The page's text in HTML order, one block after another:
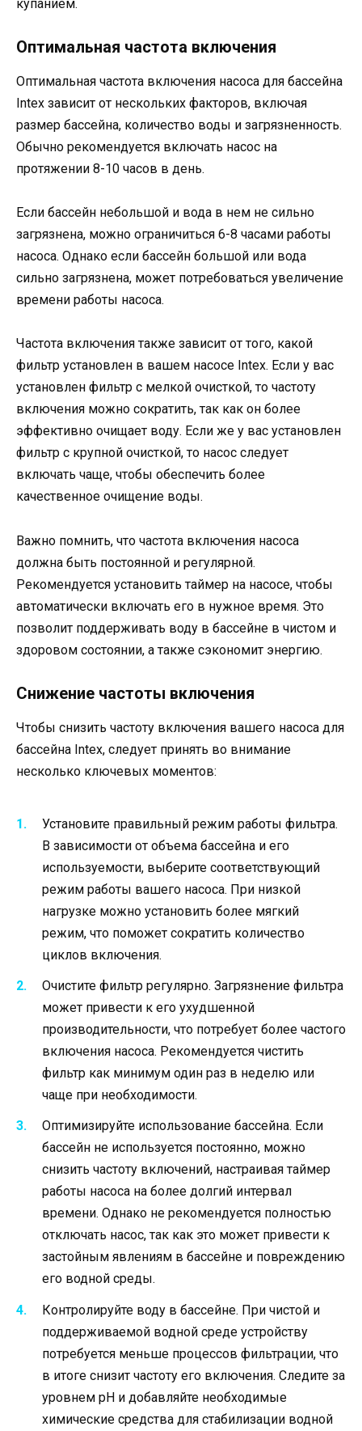
купанием.
Оптимальная частота включения
Оптимальная частота включения насоса для бассейна
Intex зависит от нескольких факторов, включая
размер бассейна, количество воды и загрязненность.
Обычно рекомендуется включать насос на
протяжении 8-10 часов в день.
Если бассейн небольшой и вода в нем не сильно
загрязнена, можно ограничиться 6-8 часами работы
насоса. Однако если бассейн большой или вода
сильно загрязнена, может потребоваться увеличение
времени работы насоса.
Частота включения также зависит от того, какой
фильтр установлен в вашем насосе Intex. Если у вас
установлен фильтр с мелкой очисткой, то частоту
включения можно сократить, так как он более
эффективно очищает воду. Если же у вас установлен
фильтр с крупной очисткой, то насос следует
включать чаще, чтобы обеспечить более
качественное очищение воды.
Важно помнить, что частота включения насоса
должна быть постоянной и регулярной.
Рекомендуется установить таймер на насосе, чтобы
автоматически включать его в нужное время. Это
позволит поддерживать воду в бассейне в чистом и
здоровом состоянии, а также сэкономит энергию.
Снижение частоты включения
Чтобы снизить частоту включения вашего насоса для
бассейна Intex, следует принять во внимание
несколько ключевых моментов:
Установите правильный режим работы фильтра.
В зависимости от объема бассейна и его
используемости, выберите соответствующий
режим работы вашего насоса. При низкой
нагрузке можно установить более мягкий
режим, что поможет сократить количество
циклов включения.
Очистите фильтр регулярно. Загрязнение фильтра
может привести к его ухудшенной
производительности, что потребует более частого
включения насоса. Рекомендуется чистить
фильтр как минимум один раз в неделю или
чаще при необходимости.
Оптимизируйте использование бассейна. Если
бассейн не используется постоянно, можно
снизить частоту включений, настраивая таймер
работы насоса на более долгий интервал
времени. Однако не рекомендуется полностью
отключать насос, так как это может привести к
застойным явлениям в бассейне и повреждению
его водной среды.
Контролируйте воду в бассейне. При чистой и
поддерживаемой водной среде устройству
потребуется меньше процессов фильтрации, что
в итоге снизит частоту его включения. Следите за
уровнем pH и добавляйте необходимые
химические средства для стабилизации водной